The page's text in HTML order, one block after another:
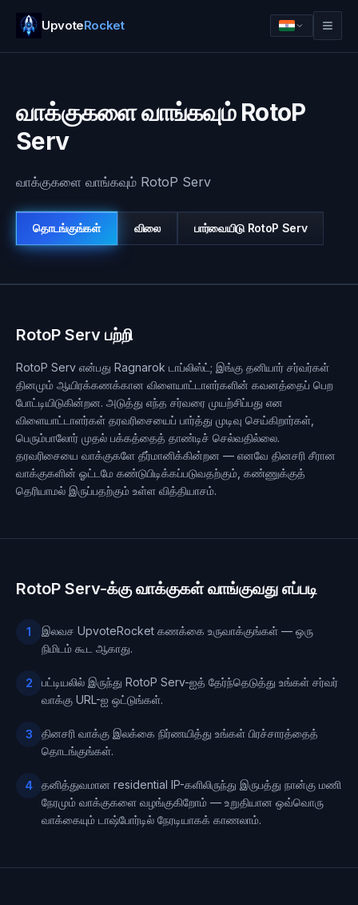
UpvoteRocket
வாக்குகளை வாங்கவும் RotoP
Serv
வாக்குகளை வாங்கவும் RotoP Serv
தொடங்குங்கள் விலை பார்வையிடு RotoP Serv
RotoP Serv பற்றி
RotoP Serv என்பது Ragnarok டாப்லிஸ்ட்; இங்கு தனியார் சர்வர்கள்
தினமும் ஆயிரக்கணக்கான விளையாட்டாளர்களின் கவனத்தைப் பெற
போட்டியிடுகின்றன. அடுத்து எந்த சர்வரை முயற்சிப்பது என
விளையாட்டாளர்கள் தரவரிசையைப் பார்த்து முடிவு செய்கிறார்கள்,
பெரும்பாலோர் முதல் பக்கத்தைத் தாண்டிச் செல்வதில்லை.
தரவரிசையை வாக்குகளே தீர்மானிக்கின்றன — எனவே தினசரி சீரான
வாக்குகளின் ஓட்டமே கண்டுபிடிக்கப்படுவதற்கும், கண்ணுக்குத்
தெரியாமல் இருப்பதற்கும் உள்ள வித்தியாசம்.
RotoP Serv-க்கு வாக்குகள் வாங்குவது எப்படி
1
இலவச UpvoteRocket கணக்கை உருவாக்குங்கள் — ஒரு
நிமிடம் கூட ஆகாது.
2
பட்டியலில் இருந்து RotoP Serv-ஐத் தேர்ந்தெடுத்து உங்கள் சர்வர்
வாக்கு URL-ஐ ஒட்டுங்கள்.
3
தினசரி வாக்கு இலக்கை நிர்ணயித்து உங்கள் பிரச்சாரத்தைத்
தொடங்குங்கள்.
4
தனித்துவமான residential IP-களிலிருந்து இருபத்து நான்கு மணி
நேரமும் வாக்குகளை வழங்குகிறோம் — உறுதியான ஒவ்வொரு
வாக்கையும் டாஷ்போர்டில் நேரடியாகக் காணலாம்.